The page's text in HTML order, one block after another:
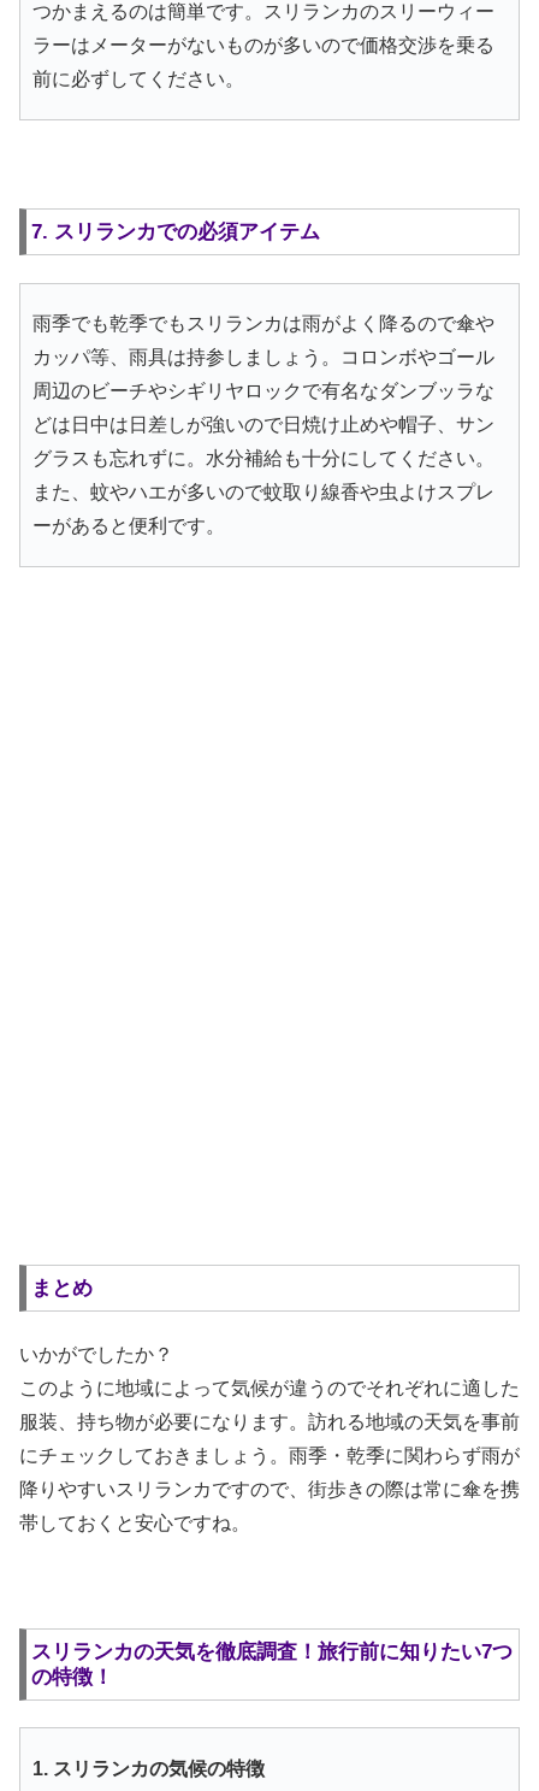
つかまえるのは簡単です。スリランカのスリーウィー
ラーはメーターがないものが多いので価格交渉を乗る
前に必ずしてください。
7. スリランカでの必須アイテム
雨季でも乾季でもスリランカは雨がよく降るので傘や
カッパ等、雨具は持参しましょう。コロンボやゴール
周辺のビーチやシギリヤロックで有名なダンブッラな
どは日中は日差しが強いので日焼け止めや帽子、サン
グラスも忘れずに。水分補給も十分にしてください。
また、蚊やハエが多いので蚊取り線香や虫よけスプレ
ーがあると便利です。
まとめ
いかがでしたか？
このように地域によって気候が違うのでそれぞれに適した
服装、持ち物が必要になります。訪れる地域の天気を事前
にチェックしておきましょう。雨季・乾季に関わらず雨が
降りやすいスリランカですので、街歩きの際は常に傘を携
帯しておくと安心ですね。
スリランカの天気を徹底調査！旅行前に知りたい7つ
の特徴！
1. スリランカの気候の特徴